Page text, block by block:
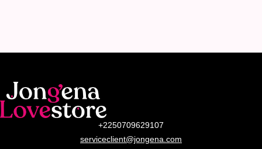
+2250709629107
serviceclient@jongena.com